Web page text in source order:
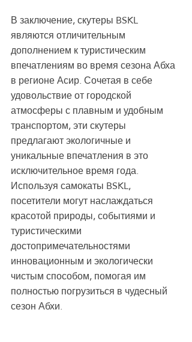
В заключение, скутеры BSKL
являются отличительным
дополнением к туристическим
впечатлениям во время сезона Абха
в регионе Асир. Сочетая в себе
удовольствие от городской
атмосферы с плавным и удобным
транспортом, эти скутеры
предлагают экологичные и
уникальные впечатления в это
исключительное время года.
Используя самокаты BSKL,
посетители могут наслаждаться
красотой природы, событиями и
туристическими
достопримечательностями
инновационным и экологически
чистым способом, помогая им
полностью погрузиться в чудесный
сезон Абхи.